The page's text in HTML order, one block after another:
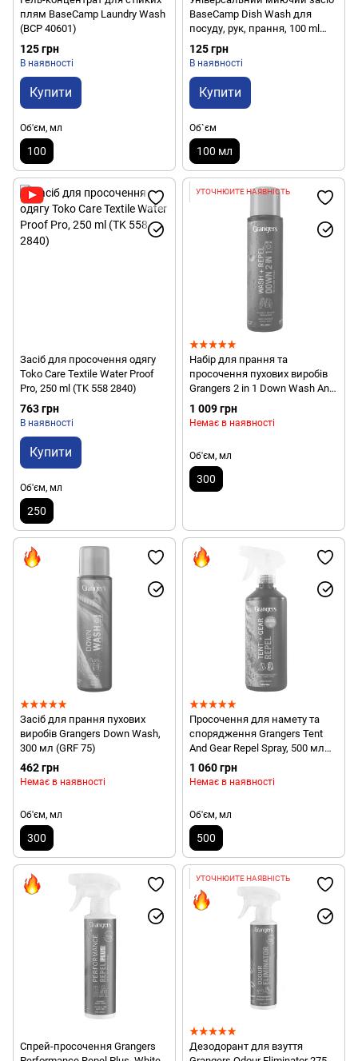
плям BaseCamp Laundry Wash
(BCP 40601)
125 грн
В наявності
Купити
Об'єм, мл
100
BaseCamp Dish Wash для
посуду, рук, прання, 100 ml
(BCP 40901)
125 грн
В наявності
Купити
Об`єм
100 мл
Засіб для просочення одягу
Toko Care Textile Water Proof
Pro, 250 ml (TK 558 2840)
763 грн
В наявності
Купити
Об'єм, мл
250
УТОЧНЮЙТЕ НАЯВНІСТЬ
Набір для прання та
просочення пухових виробів
Grangers 2 in 1 Down Wash And
Repel, 300 ml (GRF145)
1 009 грн
Немає в наявності
Об'єм, мл
300
Засіб для прання пухових
виробів Grangers Down Wash,
300 мл (GRF 75)
462 грн
Немає в наявності
Об'єм, мл
300
Просочення для намету та
спорядження Grangers Tent
And Gear Repel Spray, 500 мл
(GRF 148)
1 060 грн
Немає в наявності
Об'єм, мл
500
Спрей-просочення Grangers
УТОЧНЮЙТЕ НАЯВНІСТЬ
Дезодорант для взуття